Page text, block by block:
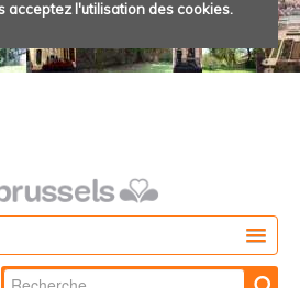
acceptez l'utilisation des cookies.
Chercher par